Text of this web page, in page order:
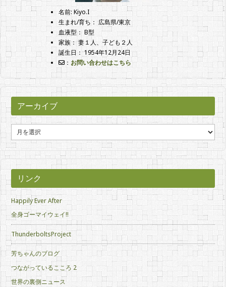
名前: Kiyo.I
生まれ/育ち： 広島県/東京
血液型： B型
家族： 妻１人、子ども２人
誕生日： 1954年12月24日
： お問い合わせはこちら
アーカイブ
ー
カ
リンク
Happily Ever After
全身ゴーマイウェイ!!
ThunderboltsProject
芳ちゃんのブログ
つながっているこころ 2
世界の裏側ニュース